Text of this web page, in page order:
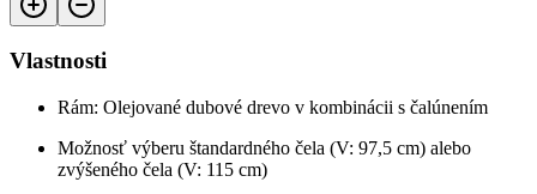
Vlastnosti
Rám: Olejované dubové drevo v kombinácii s čalúnením
Možnosť výberu štandardného čela (V: 97,5 cm) alebo
zvýšeného čela (V: 115 cm)